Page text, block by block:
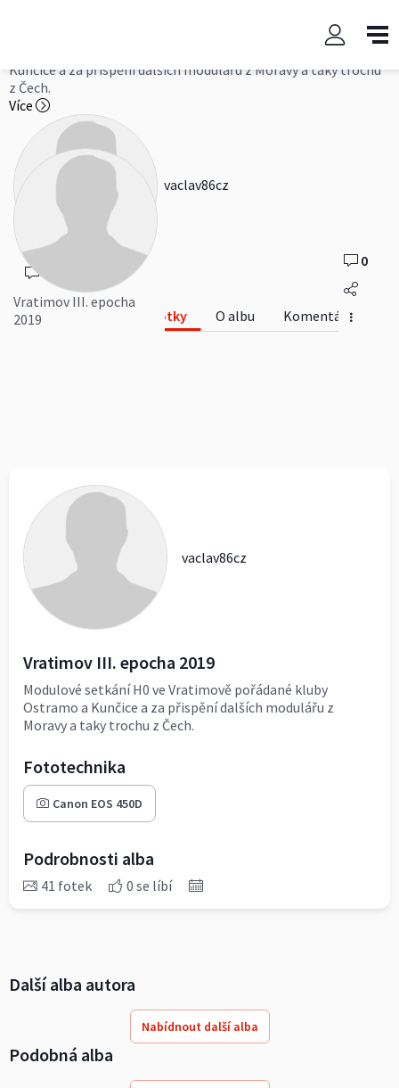
Kunčice a za přispění dalších modulářu z Moravy a taky trochu
z Čech.
Více
vaclav86cz
0
Vratimov III. epocha
2019
Fotky O albu Komentáře
0
vaclav86cz
Vratimov III. epocha 2019
Modulové setkání H0 ve Vratimově pořádané kluby
Ostramo a Kunčice a za přispění dalších modulářu z
Moravy a taky trochu z Čech.
Fototechnika
Canon EOS 450D
Podrobnosti alba
41 fotek 0 se líbí
Další alba autora
Nabídnout další alba
Podobná alba